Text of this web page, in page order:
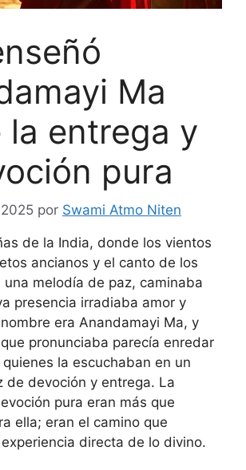
Ma
la entrega y
pura
por Swami Atmo Niten
de la India, donde los vientos
ancianos y el canto de los
una melodía de paz, caminaba
presencia irradiaba amor y
era Anandamayi Ma, y
pronunciaba parecía enredar
la escuchaban en un
de devoción y entrega. La
pura eran más que
ella; eran el camino que
directa de lo divino.